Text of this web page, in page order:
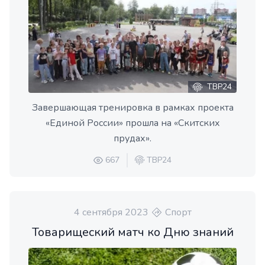
ТВР24
Завершающая тренировка в рамках проекта
«Единой России» прошла на «Скитских
прудах».
667 ТВР24
4 сентября 2023 Спорт
Товарищеский матч ко Дню знаний